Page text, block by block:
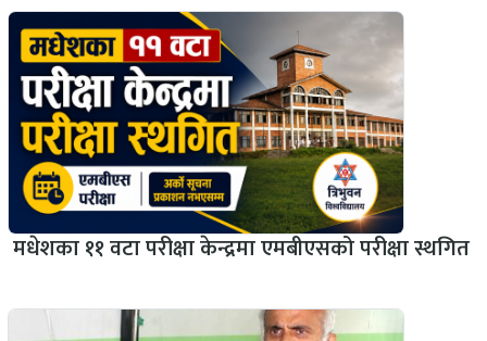
मधेशका ११ वटा परीक्षा केन्द्रमा एमबीएसको परीक्षा स्थगित